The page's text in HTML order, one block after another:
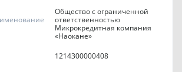
Общество с ограниченной
ответственностью
Микрокредитная компания
«Наокане»
1214300000408